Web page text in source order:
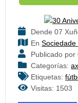
Dende 07
EnSociedade
Publicado por
Categorías:
Etiquetas:
Visitas: 1503